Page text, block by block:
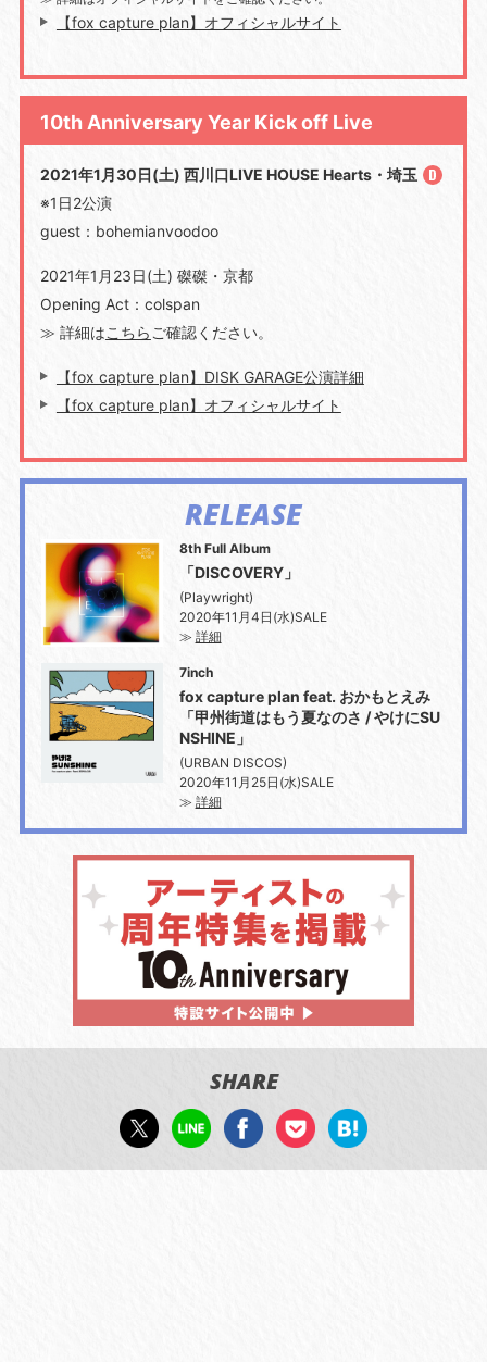
【fox capture plan】オフィシャルサイト
10th Anniversary Year Kick off Live
2021年1月30日(土) 西川口LIVE HOUSE Hearts・埼玉
※1日2公演
guest：bohemianvoodoo
2021年1月23日(土) 磔磔・京都
Opening Act：colspan
≫ 詳細はこちら ご確認ください。
【fox capture plan】DISK GARAGE公演詳細
【fox capture plan】オフィシャルサイト
RELEASE
8th Full Album
「DISCOVERY」
(Playwright)
2020年11月4日(水)SALE
≫ 詳細
7inch
fox capture plan feat. おかもとえみ
「甲州街道はもう夏なのさ / やけにSU
NSHINE」
(URBAN DISCOS)
2020年11月25日(水)SALE
≫ 詳細
SHARE